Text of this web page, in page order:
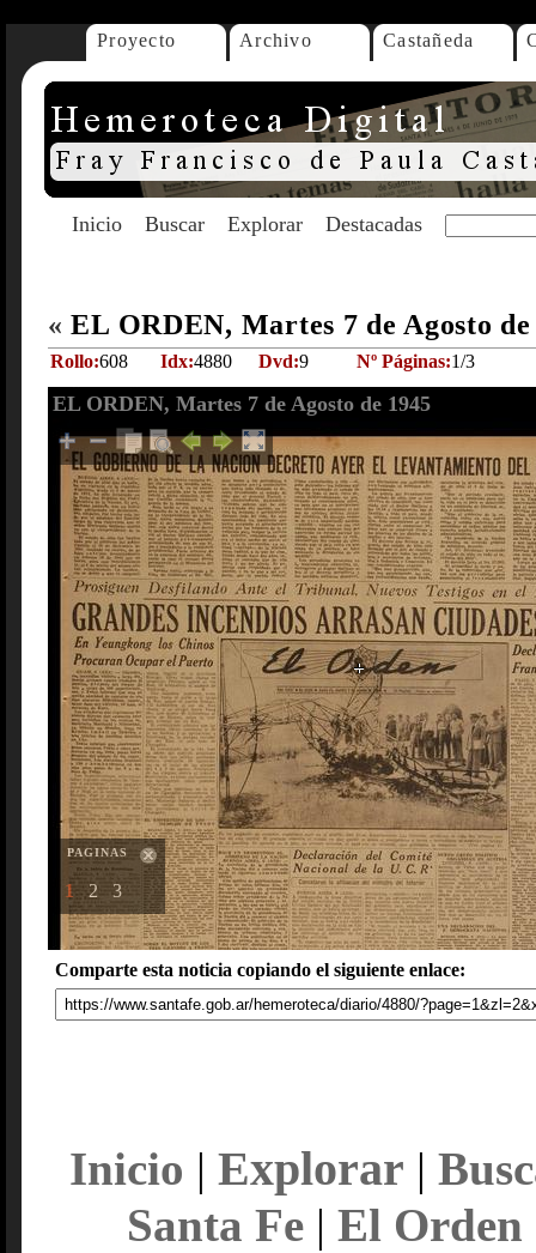
Proyecto Archivo Castañeda
Inicio Buscar Explorar Destacadas
« EL ORDEN, Martes 7 de Agosto
Rollo:608 Idx:4880 Dvd:9 Nº Páginas:1/3
EL ORDEN, Martes 7 de Agosto de 1945
PAGINAS
1 2 3
Comparte esta noticia copiando el siguiente enlace:
Inicio | Explorar |
Santa Fe| El Orden